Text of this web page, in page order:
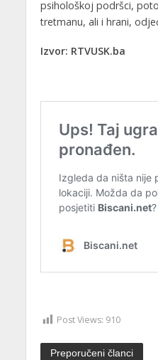
psihološkoj podršci,
tretmanu, ali i hrani,
Izvor: RTVUSK.ba
Post Views: 910
Preporučeni članci